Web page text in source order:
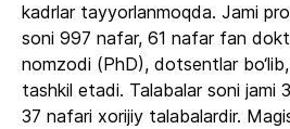
kadrlar tayyorlanmoqda. Jami
soni 997 nafar, 61 nafar fan
nomzodi (PhD), dotsentlar
tashkil etadi. Talabalar soni jami
37 nafari xorijiy talabalardir.